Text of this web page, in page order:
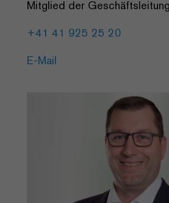
Mitglied der Geschäftsleitung
+41 41 925 25 20
E-Mail